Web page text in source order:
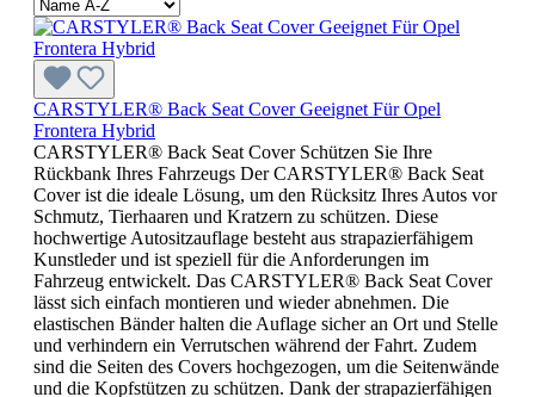
CARSTYLER® Back Seat Cover Geeignet Für Opel
Frontera Hybrid
CARSTYLER® Back Seat Cover Schützen Sie Ihre
Rückbank Ihres Fahrzeugs Der CARSTYLER® Back Seat
Cover ist die ideale Lösung, um den Rücksitz Ihres Autos vor
Schmutz, Tierhaaren und Kratzern zu schützen. Diese
hochwertige Autositzauflage besteht aus strapazierfähigem
Kunstleder und ist speziell für die Anforderungen im
Fahrzeug entwickelt. Das CARSTYLER® Back Seat Cover
lässt sich einfach montieren und wieder abnehmen. Die
elastischen Bänder halten die Auflage sicher an Ort und Stelle
und verhindern ein Verrutschen während der Fahrt. Zudem
sind die Seiten des Covers hochgezogen, um die Seitenwände
und die Kopfstützen zu schützen. Dank der strapazierfähigen